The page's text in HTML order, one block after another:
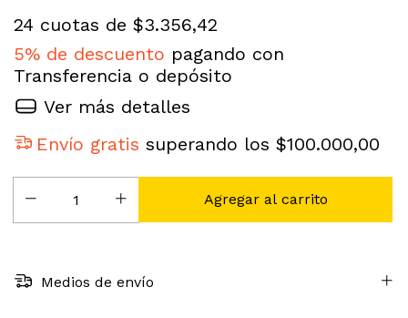
24 cuotas de $3.356,42
5% de descuento pagando con
Transferencia o depósito
Ver más detalles
Envío gratis superando los$100.000,00
Medios de envío